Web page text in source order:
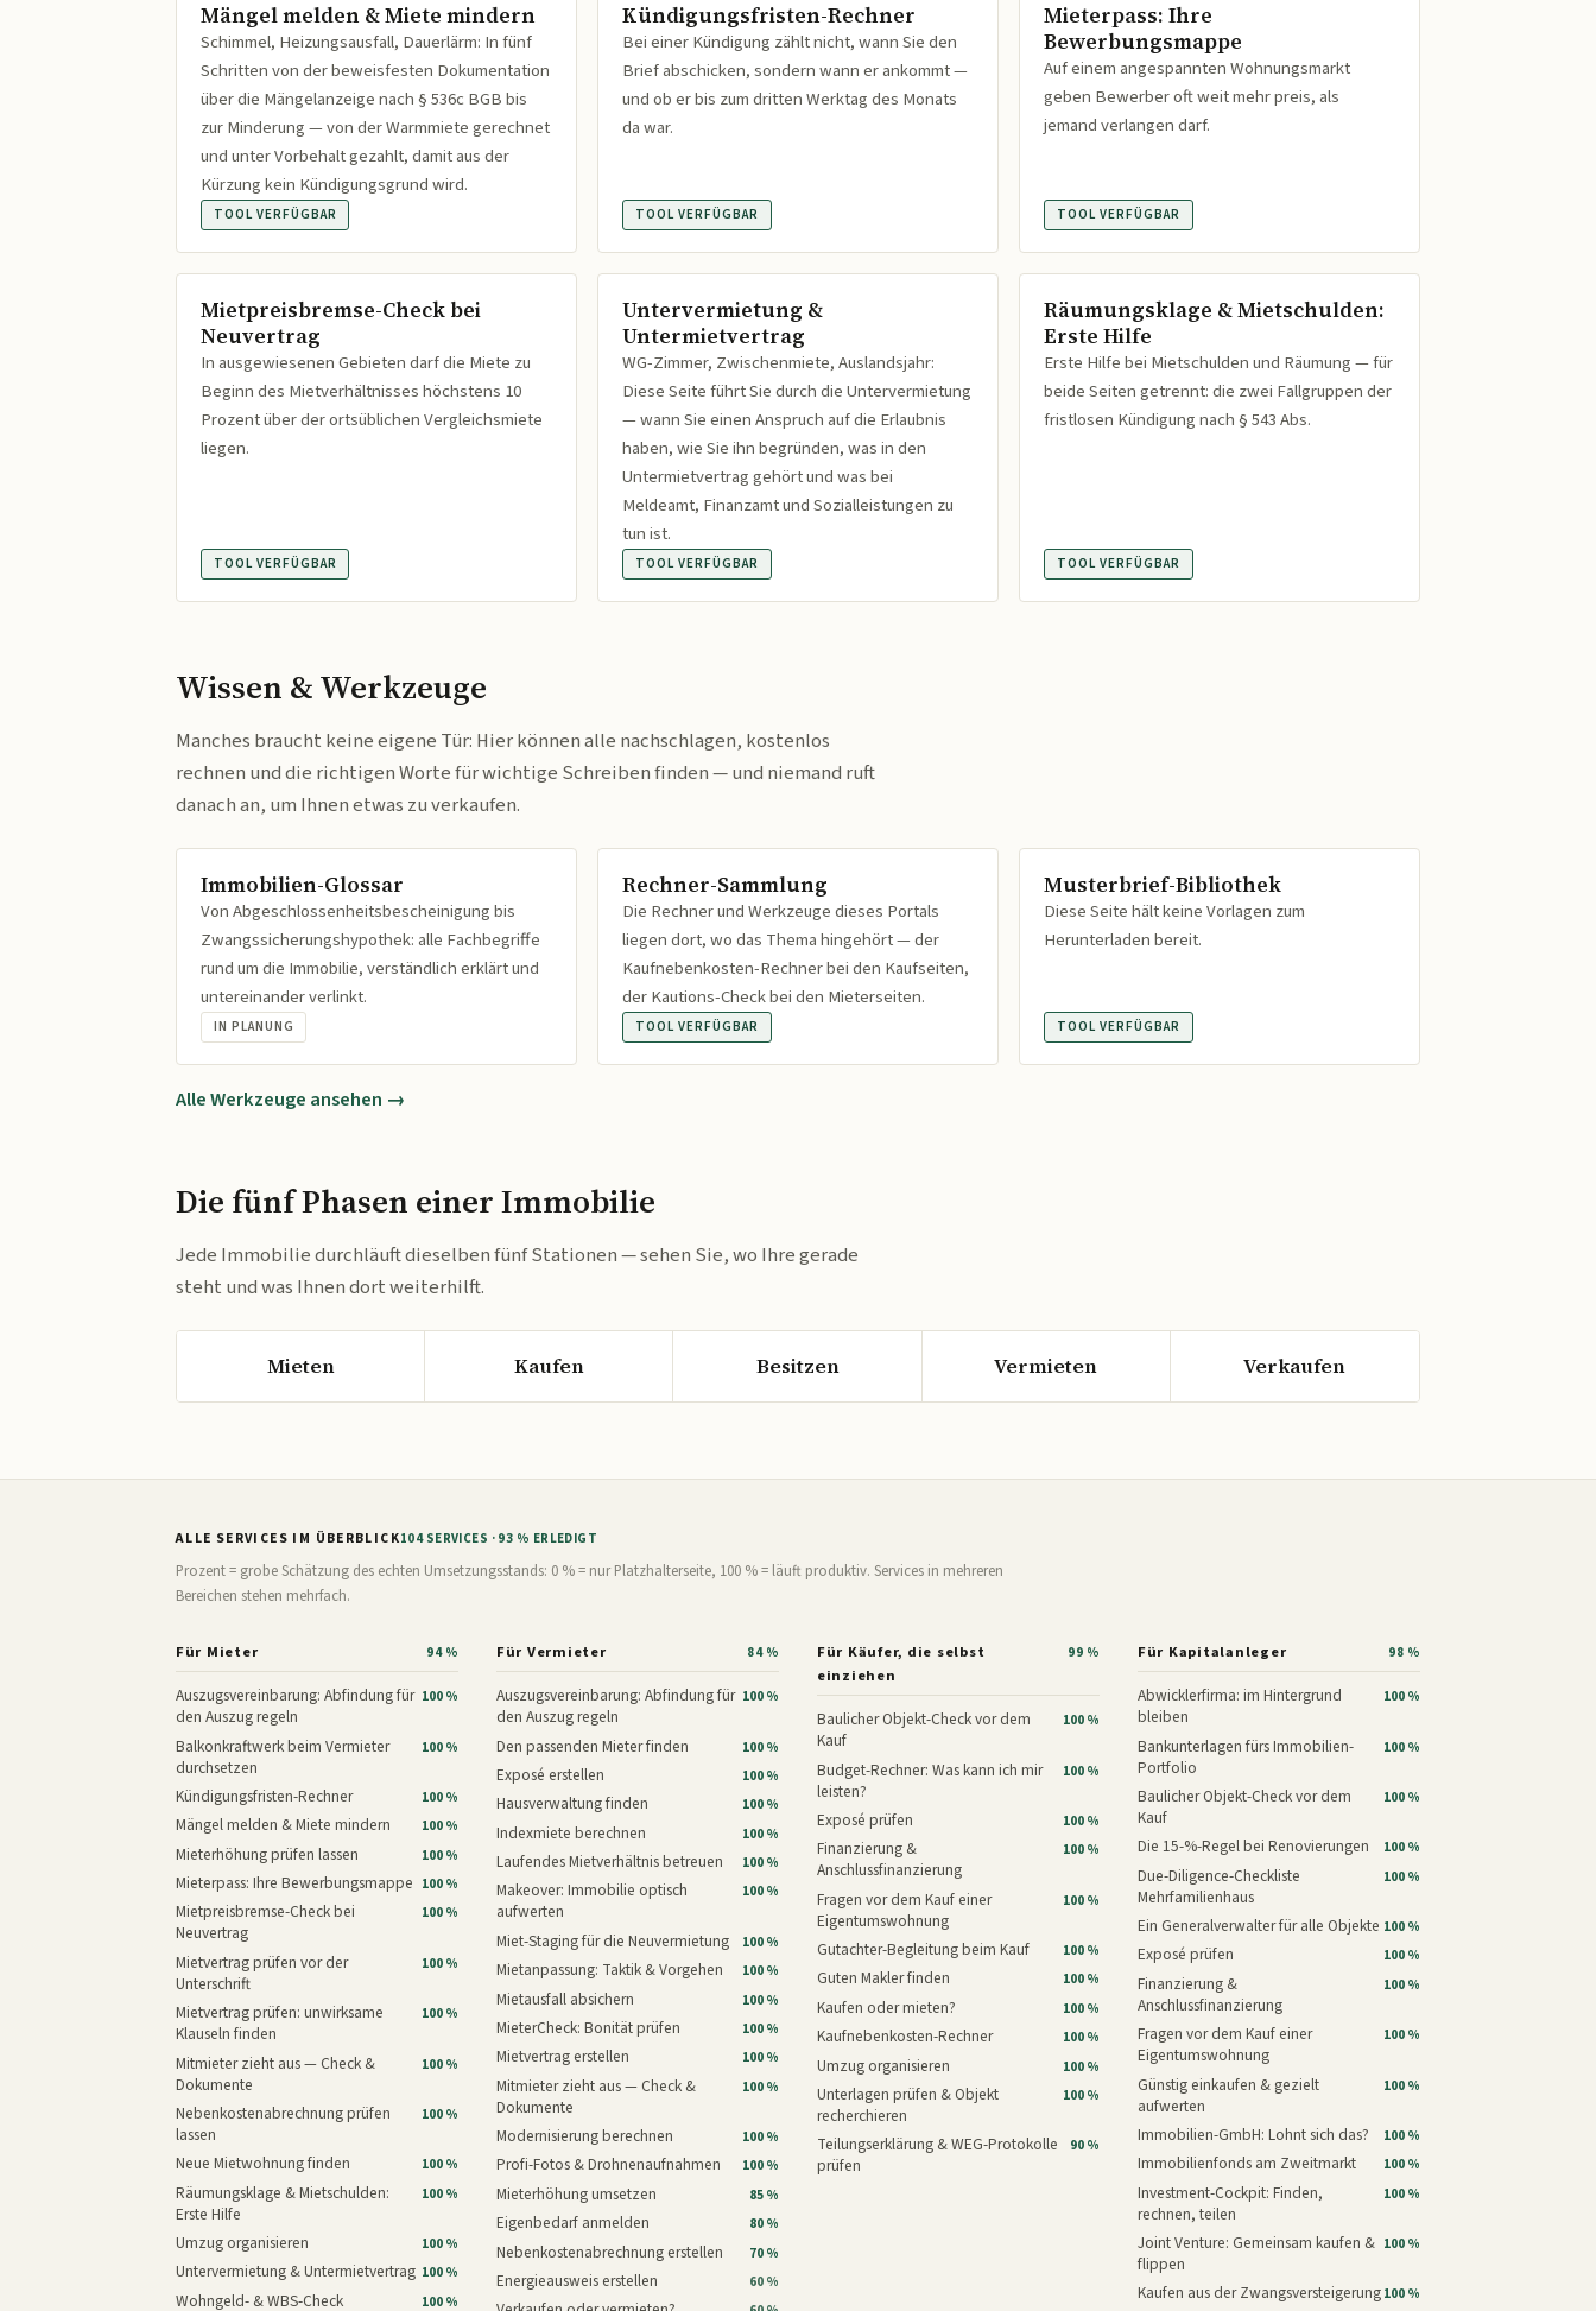
Mängel melden & Miete mindern
Schimmel, Heizungsausfall, Dauerlärm: In fünf
Schritten von der beweisfesten Dokumentation
über die Mängelanzeige nach § 536c BGB bis
zur Minderung — von der Warmmiete gerechnet
und unter Vorbehalt gezahlt, damit aus der
Kürzung kein Kündigungsgrund wird.
TOOL VERFÜGBAR
Kündigungsfristen-Rechner
Bei einer Kündigung zählt nicht, wann Sie den
Brief abschicken, sondern wann er ankommt —
und ob er bis zum dritten Werktag des Monats
da war.
TOOL VERFÜGBAR
Mieterpass: Ihre
Bewerbungsmappe
Auf einem angespannten Wohnungsmarkt
geben Bewerber oft weit mehr preis, als
jemand verlangen darf.
TOOL VERFÜGBAR
Mietpreisbremse-Check bei
Neuvertrag
In ausgewiesenen Gebieten darf die Miete zu
Beginn des Mietverhältnisses höchstens 10
Prozent über der ortsüblichen Vergleichsmiete
liegen.
TOOL VERFÜGBAR
Untervermietung &
Untermietvertrag
WG-Zimmer, Zwischenmiete, Auslandsjahr:
Diese Seite führt Sie durch die Untervermietung
— wann Sie einen Anspruch auf die Erlaubnis
haben, wie Sie ihn begründen, was in den
Untermietvertrag gehört und was bei
Meldeamt, Finanzamt und Sozialleistungen zu
tun ist.
TOOL VERFÜGBAR
Räumungsklage & Mietschulden:
Erste Hilfe
Erste Hilfe bei Mietschulden und Räumung — für
beide Seiten getrennt: die zwei Fallgruppen der
fristlosen Kündigung nach § 543 Abs.
TOOL VERFÜGBAR
Wissen & Werkzeuge
Manches braucht keine eigene Tür: Hier können alle nachschlagen, kostenlos
rechnen und die richtigen Worte für wichtige Schreiben finden — und niemand ruft
danach an, um Ihnen etwas zu verkaufen.
Immobilien-Glossar
Von Abgeschlossenheitsbescheinigung bis
Zwangssicherungshypothek: alle Fachbegriffe
rund um die Immobilie, verständlich erklärt und
untereinander verlinkt.
IN PLANUNG
Rechner-Sammlung
Die Rechner und Werkzeuge dieses Portals
liegen dort, wo das Thema hingehört — der
Kaufnebenkosten-Rechner bei den Kaufseiten,
der Kautions-Check bei den Mieterseiten.
TOOL VERFÜGBAR
Musterbrief-Bibliothek
Diese Seite hält keine Vorlagen zum
Herunterladen bereit.
TOOL VERFÜGBAR
Alle Werkzeuge ansehen →
Die fünf Phasen einer Immobilie
Jede Immobilie durchläuft dieselben fünf Stationen — sehen Sie, wo Ihre gerade
steht und was Ihnen dort weiterhilft.
Mieten Kaufen Besitzen Vermieten Verkaufen
ALLE SERVICES IM ÜBERBLICK104 SERVICES · 93 % ERLEDIGT
Prozent = grobe Schätzung des echten Umsetzungsstands: 0 % = nur Platzhalterseite, 100 % = läuft produktiv. Services in mehreren
Bereichen stehen mehrfach.
Für Mieter 94 %
Auszugsvereinbarung: Abfindung für
den Auszug regeln
100 %
Balkonkraftwerk beim Vermieter
durchsetzen
100 %
Kündigungsfristen-Rechner 100 %
Mängel melden & Miete mindern 100 %
Mieterhöhung prüfen lassen 100 %
Mieterpass: Ihre Bewerbungsmappe 100 %
Mietpreisbremse-Check bei
Neuvertrag
100 %
Mietvertrag prüfen vor der
Unterschrift
100 %
Mietvertrag prüfen: unwirksame
Klauseln finden
100 %
Mitmieter zieht aus — Check &
Dokumente
100 %
Nebenkostenabrechnung prüfen
lassen
100 %
Neue Mietwohnung finden 100 %
Räumungsklage & Mietschulden:
Erste Hilfe
100 %
Umzug organisieren 100 %
Untervermietung & Untermietvertrag 100 %
Wohngeld- & WBS-Check 100 %
Für Vermieter 84 %
Auszugsvereinbarung: Abfindung für
den Auszug regeln
100 %
Den passenden Mieter finden 100 %
Exposé erstellen 100 %
Hausverwaltung finden 100 %
Indexmiete berechnen 100 %
Laufendes Mietverhältnis betreuen 100 %
Makeover: Immobilie optisch
aufwerten
100 %
Miet-Staging für die Neuvermietung 100 %
Mietanpassung: Taktik & Vorgehen 100 %
Mietausfall absichern 100 %
MieterCheck: Bonität prüfen 100 %
Mietvertrag erstellen 100 %
Mitmieter zieht aus — Check &
Dokumente
100 %
Modernisierung berechnen 100 %
Profi-Fotos & Drohnenaufnahmen 100 %
Mieterhöhung umsetzen 85 %
Eigenbedarf anmelden 80 %
Nebenkostenabrechnung erstellen 70 %
Energieausweis erstellen 60 %
Für Käufer, die selbst
einziehen
99 %
Baulicher Objekt-Check vor dem
Kauf
100 %
Budget-Rechner: Was kann ich mir
leisten?
100 %
Exposé prüfen 100 %
Finanzierung &
Anschlussfinanzierung
100 %
Fragen vor dem Kauf einer
Eigentumswohnung
100 %
Gutachter-Begleitung beim Kauf 100 %
Guten Makler finden 100 %
Kaufen oder mieten? 100 %
Kaufnebenkosten-Rechner 100 %
Umzug organisieren 100 %
Unterlagen prüfen & Objekt
recherchieren
100 %
Teilungserklärung & WEG-Protokolle
prüfen
90 %
Für Kapitalanleger 98 %
Abwicklerfirma: im Hintergrund
bleiben
100 %
Bankunterlagen fürs Immobilien-
Portfolio
100 %
Baulicher Objekt-Check vor dem
Kauf
100 %
Die 15-%-Regel bei Renovierungen 100 %
Due-Diligence-Checkliste
Mehrfamilienhaus
100 %
Ein Generalverwalter für alle Objekte 100 %
Exposé prüfen 100 %
Finanzierung &
Anschlussfinanzierung
100 %
Fragen vor dem Kauf einer
Eigentumswohnung
100 %
Günstig einkaufen & gezielt
aufwerten
100 %
Immobilien-GmbH: Lohnt sich das? 100 %
Immobilienfonds am Zweitmarkt 100 %
Investment-Cockpit: Finden,
rechnen, teilen
100 %
Joint Venture: Gemeinsam kaufen &
flippen
100 %
Kaufen aus der Zwangsversteigerung100 %